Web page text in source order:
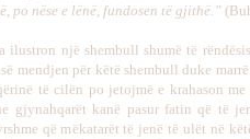
po nëse e lënë, fundosen të gjithë.”
ilustron një shembull shumë të
mendjen për këtë shembull duke
të cilën po jetojmë e krahason
gjynahqarët kanë pasur fatin që të
që mëkatarët të jenë të ulët në